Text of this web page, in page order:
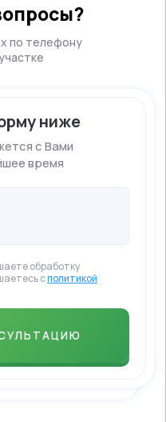
по телефону
ниже
с Вами
время
обработку
сполитикой